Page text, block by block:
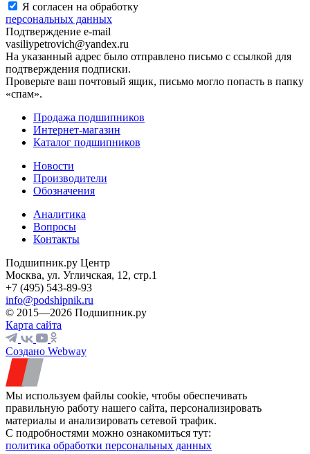
Я согласен на обработку
персональных данных
Подтверждение e-mail
vasiliypetrovich@yandex.ru
На указанный адрес было отправлено письмо с ссылкой для
подтверждения подписки.
Проверьте ваш почтовый ящик, письмо могло попасть в папку
«спам».
Продажа подшипников
Интернет-магазин
Каталог подшипников
Новости
Производители
Обозначения
Аналитика
Вопросы
Контакты
Подшипник.ру Центр
Москва, ул. Угличская, 12, стр.1
+7 (495) 543-89-93
info@podshipnik.ru
© 2015—2026 Подшипник.ру
Карта сайта
Создано Webway
Мы используем файлы cookie, чтобы обеспечивать
правильную работу нашего сайта, персонализировать
материалы и анализировать сетевой трафик.
С подробностями можно ознакомиться тут:
политика обработки персональных данных